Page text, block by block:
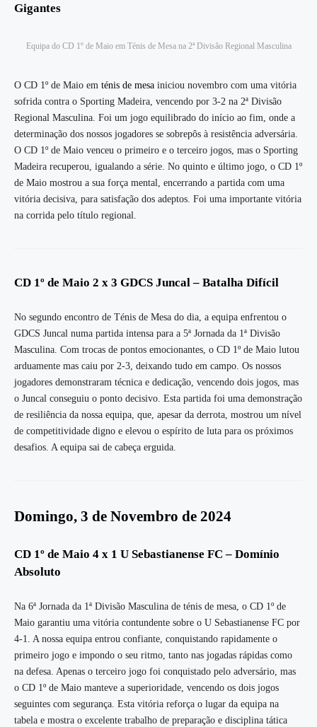
Gigantes
Equipa do CD 1º de Maio em Ténis de Mesa na 2ª Divisão Regional Masculina
O CD 1º de Maio em ténis de mesa iniciou novembro com uma vitória
sofrida contra o Sporting Madeira, vencendo por 3-2 na 2ª Divisão
Regional Masculina. Foi um jogo equilibrado do início ao fim, onde a
determinação dos nossos jogadores se sobrepôs à resistência adversária.
O CD 1º de Maio venceu o primeiro e o terceiro jogos, mas o Sporting
Madeira recuperou, igualando a série. No quinto e último jogo, o CD 1º
de Maio mostrou a sua força mental, encerrando a partida com uma
vitória decisiva, para satisfação dos adeptos. Foi uma importante vitória
na corrida pelo título regional.
CD 1º de Maio 2 x 3 GDCS Juncal – Batalha Difícil
No segundo encontro de Ténis de Mesa do dia, a equipa enfrentou o
GDCS Juncal numa partida intensa para a 5ª Jornada da 1ª Divisão
Masculina. Com trocas de pontos emocionantes, o CD 1º de Maio lutou
arduamente mas caiu por 2-3, deixando tudo em campo. Os nossos
jogadores demonstraram técnica e dedicação, vencendo dois jogos, mas
o Juncal conseguiu o ponto decisivo. Esta partida foi uma demonstração
de resiliência da nossa equipa, que, apesar da derrota, mostrou um nível
de competitividade digno e elevou o espírito de luta para os próximos
desafios. A equipa sai de cabeça erguida.
Domingo, 3 de Novembro de 2024
CD 1º de Maio 4 x 1 U Sebastianense FC – Domínio
Absoluto
Na 6ª Jornada da 1ª Divisão Masculina de ténis de mesa, o CD 1º de
Maio garantiu uma vitória contundente sobre o U Sebastianense FC por
4-1. A nossa equipa entrou confiante, conquistando rapidamente o
primeiro jogo e impondo o seu ritmo, tanto nas jogadas rápidas como
na defesa. Apenas o terceiro jogo foi conquistado pelo adversário, mas
o CD 1º de Maio manteve a superioridade, vencendo os dois jogos
seguintes com segurança. Esta vitória reforça o lugar da equipa na
tabela e mostra o excelente trabalho de preparação e disciplina tática